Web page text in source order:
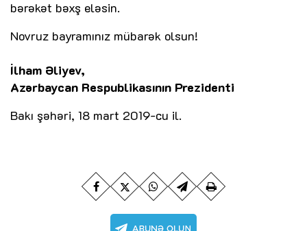
bərəkət bəxş eləsin.
Novruz bayramınız mübarək olsun!
İlham Əliyev,
Azərbaycan Respublikasının Prezidenti
Bakı şəhəri, 18 mart 2019-cu il.